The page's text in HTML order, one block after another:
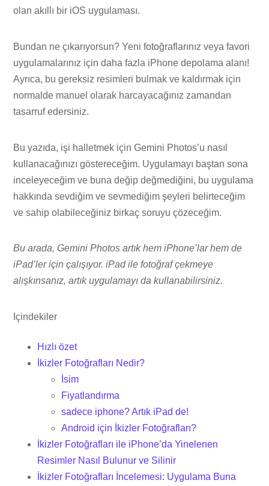
olan akıllı bir iOS uygulaması.
Bundan ne çıkarıyorsun? Yeni fotoğraflarınız veya favori
uygulamalarınız için daha fazla iPhone depolama alanı!
Ayrıca, bu gereksiz resimleri bulmak ve kaldırmak için
normalde manuel olarak harcayacağınız zamandan
tasarruf edersiniz.
Bu yazıda, işi halletmek için Gemini Photos’u nasıl
kullanacağınızı göstereceğim. Uygulamayı baştan sona
inceleyeceğim ve buna değip değmediğini, bu uygulama
hakkında sevdiğim ve sevmediğim şeyleri belirteceğim
ve sahip olabileceğiniz birkaç soruyu çözeceğim.
Bu arada, Gemini Photos artık hem iPhone’lar hem de
iPad’ler için çalışıyor. iPad ile fotoğraf çekmeye
alışkınsanız, artık uygulamayı da kullanabilirsiniz.
Içindekiler
Hızlı özet
İkizler Fotoğrafları Nedir?
İsim
Fiyatlandırma
sadece iphone? Artık iPad de!
Android için İkizler Fotoğrafları?
İkizler Fotoğrafları ile iPhone’da Yinelenen
Resimler Nasıl Bulunur ve Silinir
İkizler Fotoğrafları İncelemesi: Uygulama Buna